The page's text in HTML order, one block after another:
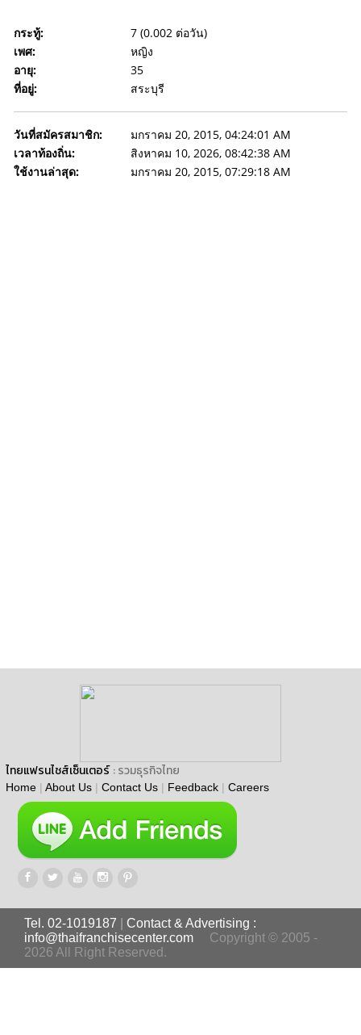
กระทู้:
7 (0.002 ต่อวัน)
เพศ:
หญิง
อายุ:
35
ที่อยู่:
สระบุรี
วันที่สมัครสมาชิก:
มกราคม 20, 2015, 04:24:01 AM
เวลาท้องถิ่น:
สิงหาคม 10, 2026, 08:42:38 AM
ใช้งานล่าสุด:
มกราคม 20, 2015, 07:29:18 AM
ไทยแฟรนไชส์เซ็นเตอร์ : รวมธุรกิจไทย
Home | About Us | Contact Us | Feedback | Careers
Tel. 02-1019187
Contact & Advertising :
info@thaifranchisecenter.com
Copyright © 2005 -
2026 All Right Reserved.